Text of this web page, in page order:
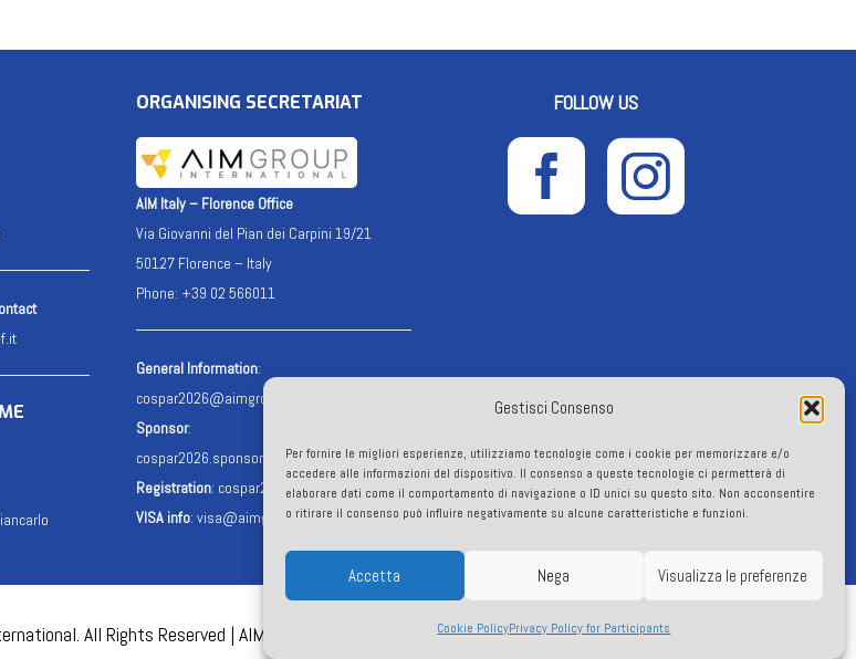
Gestisci Consenso
Per fornire le migliori esperienze, utilizziamo tecnologie come i cookie per memorizzare e/o
accedere alle informazioni del dispositivo. Il consenso a queste tecnologie ci permetterà di
elaborare dati come il comportamento di navigazione o ID unici su questo sito. Non acconsentire
o ritirare il consenso può influire negativamente su alcune caratteristiche e funzioni.
Accetta Nega Visualizza le preferenze
Cookie PolicyPrivacy Policy for Participants
ORGANISING SECRETARIAT
AIM Italy – Florence Office
Via Giovanni del Pian dei Carpini 19/21
50127 Florence – Italy
Phone: +39 02 566011
General Information:
cospar2026@aimgroup.eu
Sponsor:
cospar2026.sponsor@aimgroup.eu
Registration: cospar2026.reg@aimgroup.eu
VISA info: visa@aimgroup.eu
FOLLOW US
All Rights Reserved | AIM Italy – P.I. 00943621003 –Privacy Policy–Cookie Policy